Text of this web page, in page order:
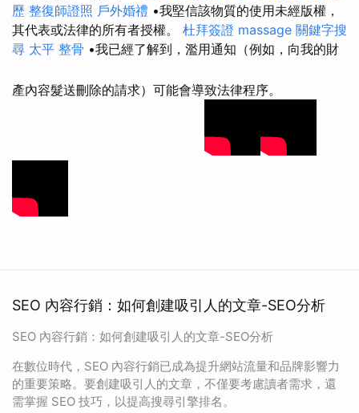
歷 整復師證照 戶外婚禮 •我堅信該物質的使用未經版權，
其代表或法律的所有者授權。 杜拜簽證 massage 關鍵字搜
尋 太平 整骨 •我已經了解到，濫用通知（例如，向我的財
產內容髮送刪除的請求）可能會導致法律程序。
SEO 內容行銷：如何創建吸引人的文章-SEO分析
SEO 內容行銷：如何創建吸引人的文章-SEO分析
在數位時代，SEO 內容行銷已成為提升網站流量和品牌影響力
的重要策略。要創建吸引人的文章，不僅要考慮讀者需求，還
需掌握 SEO 技巧，以提高搜尋引擎排名。